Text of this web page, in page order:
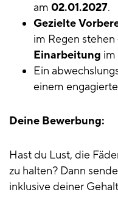
am 02.01.2027.
Gezielte
im Regen stehen
Einarbeitung im
Ein
einem
Deine Bewerbung:
Hast du Lust, die
zu halten? Dann
inklusive deiner